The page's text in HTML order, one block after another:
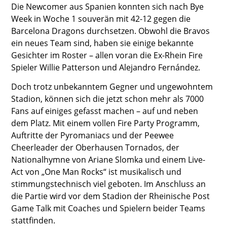
Die Newcomer aus Spanien konnten sich nach Bye
Week in Woche 1 souverän mit 42-12 gegen die
Barcelona Dragons durchsetzen. Obwohl die Bravos
ein neues Team sind, haben sie einige bekannte
Gesichter im Roster – allen voran die Ex-Rhein Fire
Spieler Willie Patterson und Alejandro Fernández.
Doch trotz unbekanntem Gegner und ungewohntem
Stadion, können sich die jetzt schon mehr als 7000
Fans auf einiges gefasst machen – auf und neben
dem Platz. Mit einem vollen Fire Party Programm,
Auftritte der Pyromaniacs und der Peewee
Cheerleader der Oberhausen Tornados, der
Nationalhymne von Ariane Slomka und einem Live-
Act von „One Man Rocks“ ist musikalisch und
stimmungstechnisch viel geboten. Im Anschluss an
die Partie wird vor dem Stadion der Rheinische Post
Game Talk mit Coaches und Spielern beider Teams
stattfinden.